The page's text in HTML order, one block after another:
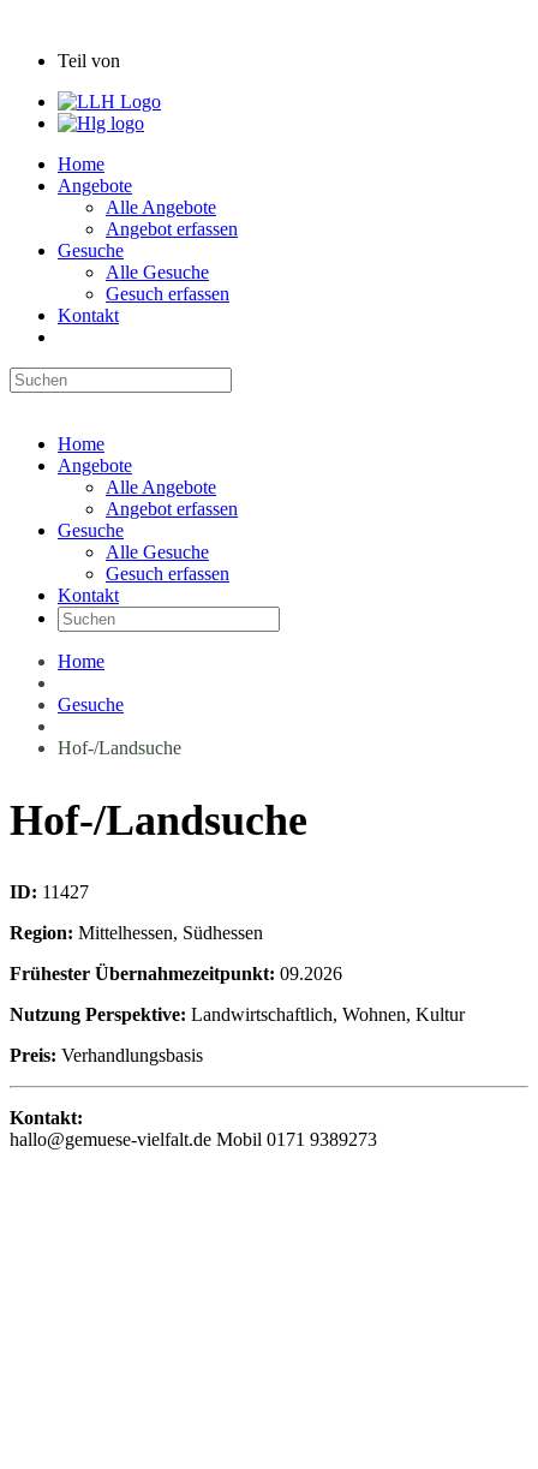
Teil von
Home
Angebote
Alle Angebote
Angebot erfassen
Gesuche
Alle Gesuche
Gesuch erfassen
Kontakt
Home
Angebote
Alle Angebote
Angebot erfassen
Gesuche
Alle Gesuche
Gesuch erfassen
Kontakt
Home
Gesuche
Hof-/Landsuche
Hof-/Landsuche
ID: 11427
Region: Mittelhessen, Südhessen
Frühester Übernahmezeitpunkt: 09.2026
Nutzung Perspektive: Landwirtschaftlich, Wohnen, Kultur
Preis: Verhandlungsbasis
Kontakt:
hallo@gemuese-vielfalt.de Mobil 0171 9389273